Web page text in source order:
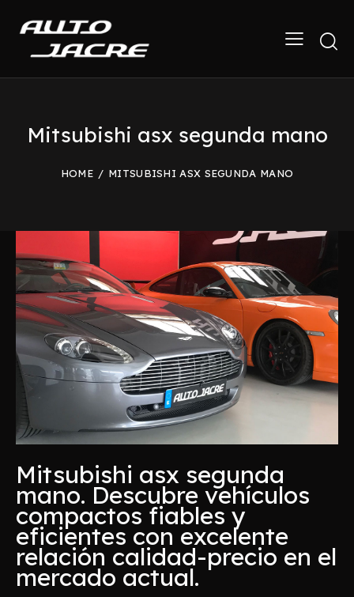
Mitsubishi asx segunda mano
HOME MITSUBISHI ASX SEGUNDA MANO
Mitsubishi asx segunda
mano. Descubre vehículos
compactos fiables y
eficientes con excelente
relación calidad-precio en el
mercado actual.